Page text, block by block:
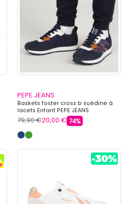
PEPE JEANS
Baskets foster cross b suédine à
lacets Enfant PEPE JEANS
79,90 €20,00 € 74%